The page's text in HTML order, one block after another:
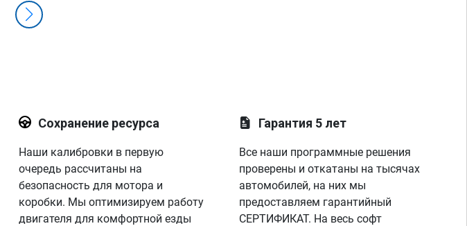
Сохранение ресурса
Наши калибровки в первую
очередь рассчитаны на
безопасность для мотора и
коробки. Мы оптимизируем работу
двигателя для комфортной езды
Гарантия 5 лет
Все наши программные решения
проверены и откатаны на тысячах
автомобилей, на них мы
предоставляем гарантийный
СЕРТИФИКАТ. На весь софт